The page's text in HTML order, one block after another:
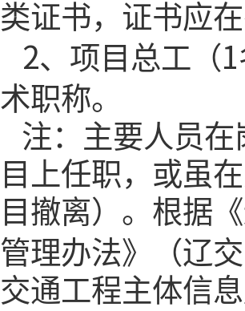
类证书，证书应
2、项目总工（1
术职称。
注：主要人员
目上任职，或虽
目撤离）。根据
管理办法》（辽
交通工程主体信